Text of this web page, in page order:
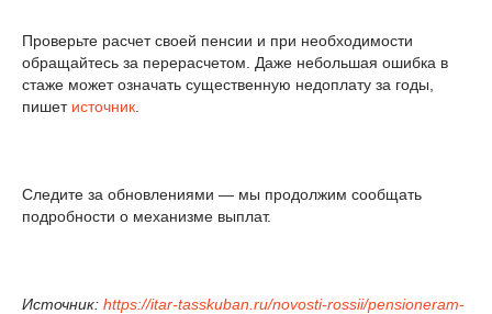
Проверьте расчет своей пенсии и при необходимости
обращайтесь за перерасчетом. Даже небольшая ошибка в
стаже может означать существенную недоплату за годы,
пишет источник
Следите за обновлениями — мы продолжим сообщать
подробности о механизме выплат.
Источник: https://itar-tasskuban.ru/novosti-rossii/pensioneram-